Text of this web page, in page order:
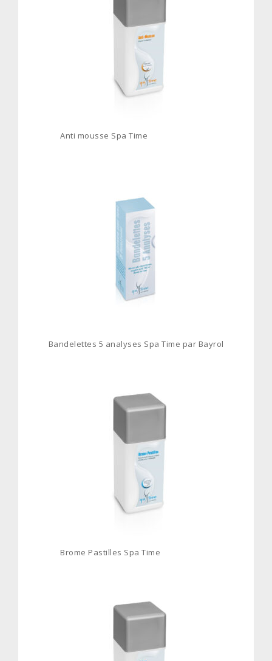
Anti mousse Spa Time
Bandelettes 5 analyses Spa Time par Bayrol
Brome Pastilles Spa Time